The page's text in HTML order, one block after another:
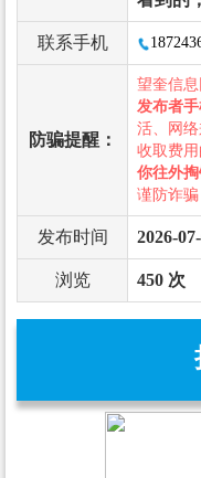
联系手机
防骗提醒：
望奎信息
发布者
活、网
收取费用
你往外
谨防诈骗
发布时间 2026-
浏览 450 次